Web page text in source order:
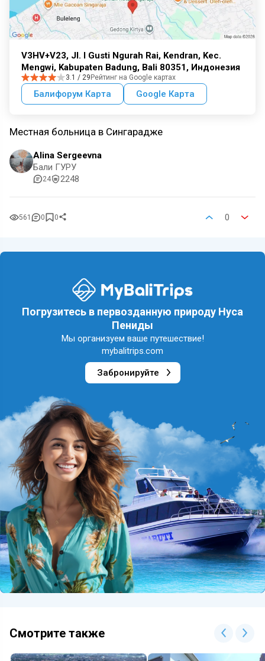
V3HV+V23, Jl. I Gusti Ngurah Rai, Kendran, Kec.
Mengwi, Kabupaten Badung, Bali 80351, Индонезия
3.1 / 29 Рейтинг на Google картах
Балифорум Карта Google Карта
Местная больница в Сингарадже
Alina Sergeevna
Бали ГУРУ
24 2248
561 0 0 0
Погрузитесь в первозданную природу Нуса
Пениды
Мы организуем ваше путешествие!
mybalitrips.com
Забронируйте
Смотрите также